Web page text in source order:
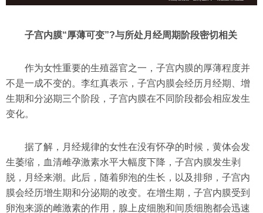
子宫内膜“厚薄可变”?与所处月经周期阶段密切相关
作为女性重要的生殖器官之一，子宫内膜的厚薄程度并
不是一成不变的。李红真表示，子宫内膜会经历月经期、增
生期和分泌期三个阶段，子宫内膜在不同阶段都会相应发生
变化。
据了解，月经规律的女性在没有怀孕的时候，黄体会发
生萎缩，血清雌孕激素水平大幅度下降，子宫内膜发生剥
脱，月经来潮。此后，随着卵泡的生长，以及排卵，子宫内
膜会经历增生期和分泌期的改变。在增生期，子宫内膜受到
卵泡来源的雌激素的作用，腺上皮细胞和间质细胞都会迅速